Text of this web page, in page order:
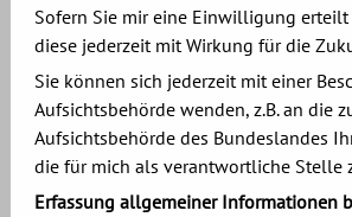
Sofern Sie mir eine Einwilligung
diese jederzeit mit Wirkung für die
Sie können sich jederzeit mit einer
Aufsichtsbehörde wenden, z.B. an die
Aufsichtsbehörde des Bundeslandes
die für mich als verantwortliche Stelle
Erfassung allgemeiner Informationen